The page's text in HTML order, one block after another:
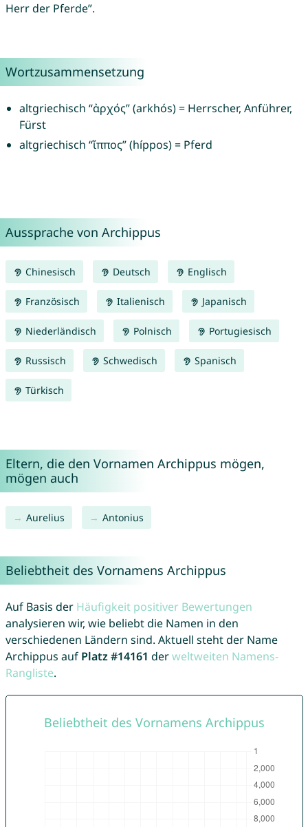
Herr der Pferde”.
Wortzusammensetzung
altgriechisch “ἀρχός” (arkhós) = Herrscher, Anführer,
Fürst
altgriechisch “ἵππος” (híppos) = Pferd
Aussprache von Archippus
Chinesisch Deutsch Englisch
Französisch Italienisch Japanisch
Niederländisch Polnisch Portugiesisch
Russisch Schwedisch Spanisch
Türkisch
Eltern, die den Vornamen Archippus mögen,
mögen auch
Aurelius Antonius
Beliebtheit des Vornamens Archippus
Auf Basis der Häufigkeit positiver Bewertungen
analysieren wir, wie beliebt die Namen in den
verschiedenen Ländern sind. Aktuell steht der Name
Archippus auf Platz #14161 derweltweiten Namens-
Rangliste.